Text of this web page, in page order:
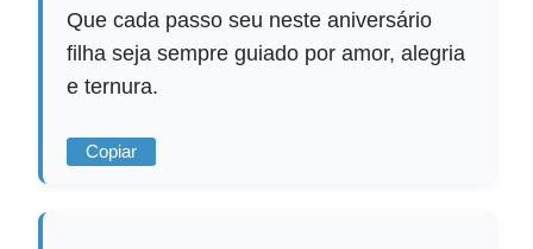
Que cada passo seu neste aniversário
filha seja sempre guiado por amor, alegria
e ternura.
Copiar